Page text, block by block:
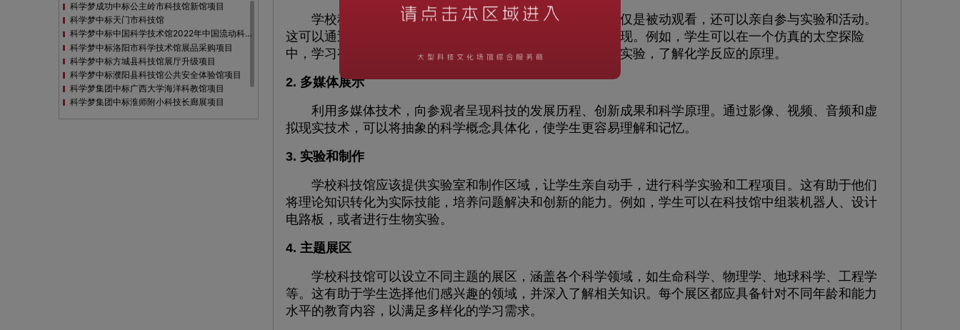
科学梦成功中标公主岭市科技馆新馆项目
科学梦中标天门市科技馆
科学梦中标中国科学技术馆2022年中国流动科技馆展览采购
科学梦中标洛阳市科学技术馆展品采购项目
科学梦中标方城县科技馆展厅升级项目
科学梦中标濮阳县科技馆公共安全体验馆项目
科学梦集团中标广西大学海洋科教馆项目
科学梦集团中标淮师附小科技长廊展项目
学校科技馆的设计应注重互动性和体验感。参观者不仅仅是被动观看，还可以亲自参与实验和活动。
这可以通过触摸屏、模拟器、互动展品以及实验室等方式实现。例如，学生可以在一个仿真的太空探险
中，学习有关天文学和宇航工程的知识，或者参与一个虚拟实验，了解化学反应的原理。
2. 多媒体展示
利用多媒体技术，向参观者呈现科技的发展历程、创新成果和科学原理。通过影像、视频、音频和虚
拟现实技术，可以将抽象的科学概念具体化，使学生更容易理解和记忆。
3. 实验和制作
学校科技馆应该提供实验室和制作区域，让学生亲自动手，进行科学实验和工程项目。这有助于他们
将理论知识转化为实际技能，培养问题解决和创新的能力。例如，学生可以在科技馆中组装机器人、设计
电路板，或者进行生物实验。
4. 主题展区
学校科技馆可以设立不同主题的展区，涵盖各个科学领域，如生命科学、物理学、地球科学、工程学
等。这有助于学生选择他们感兴趣的领域，并深入了解相关知识。每个展区都应具备针对不同年龄和能力
水平的教育内容，以满足多样化的学习需求。